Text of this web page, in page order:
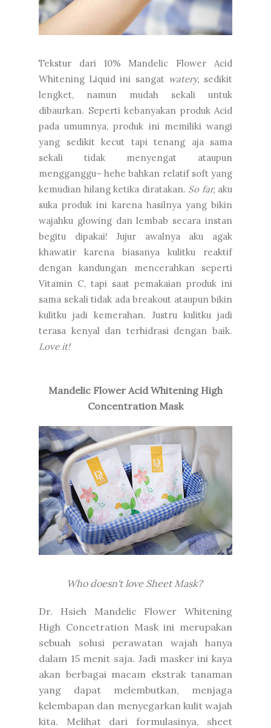
Tekstur dari 10% Mandelic Flower Acid
Whitening Liquid ini sangat watery, sedikit
lengket, namun mudah sekali untuk
dibaurkan. Seperti kebanyakan produk Acid
pada umumnya, produk ini memiliki wangi
yang sedikit kecut tapi tenang aja sama
sekali tidak menyengat ataupun
mengganggu~ hehe bahkan relatif soft yang
kemudian hilang ketika diratakan. So far, aku
suka produk ini karena hasilnya yang bikin
wajahku glowing dan lembab secara instan
begitu dipakai! Jujur awalnya aku agak
khawatir karena biasanya kulitku reaktif
dengan kandungan mencerahkan seperti
Vitamin C, tapi saat pemakaian produk ini
sama sekali tidak ada breakout ataupun bikin
kulitku jadi kemerahan. Justru kulitku jadi
terasa kenyal dan terhidrasi dengan baik.
Love it!
Mandelic Flower Acid Whitening High
Concentration Mask
Who doesn't love Sheet Mask?
Dr. Hsieh Mandelic Flower Whitening
High Concetration Mask ini merupakan
sebuah solusi perawatan wajah hanya
dalam 15 menit saja. Jadi masker ini kaya
akan berbagai macam ekstrak tanaman
yang dapat melembutkan, menjaga
kelembapan dan menyegarkan kulit wajah
kita. Melihat dari formulasinya, sheet